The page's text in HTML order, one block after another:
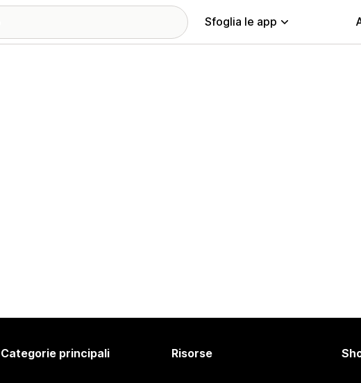
Sfoglia le app
Categorie principali Risorse